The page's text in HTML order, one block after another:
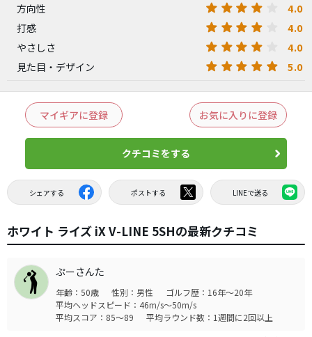
方向性 4.0
打感 4.0
やさしさ 4.0
見た目・デザイン 5.0
マイギアに登録 お気に入りに登録
クチコミをする
シェアする ポストする LINEで送る
ホワイト ライズ iX V-LINE 5SHの最新クチコミ
ぷーさんた
年齢：50歳 性別：男性
ゴルフ歴：16年～20年
平均ヘッドスピード：46m/s～50m/s
平均スコア：85～89
平均ラウンド数：1週間に2回以上